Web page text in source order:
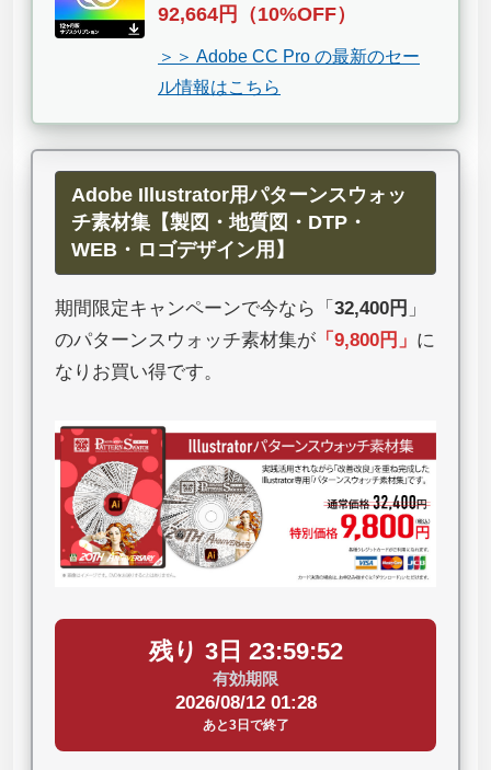
92,664円（10%OFF）
＞＞ Adobe CC Pro の最新のセー
ル情報はこちら
Adobe Illustrator用パターンスウォッ
チ素材集【製図・地質図・DTP・
WEB・ロゴデザイン用】
期間限定キャンペーンで今なら「 32,400円 」
のパターンスウォッチ素材集が 「 9,800円 」 に
なりお買い得です。
残り 3日 23:59:52
有効期限
2026/08/12 01:28
あと3日で終了